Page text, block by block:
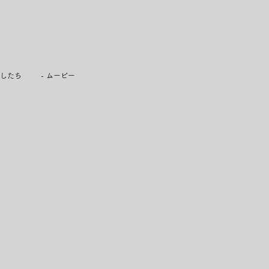
たち - ムービー